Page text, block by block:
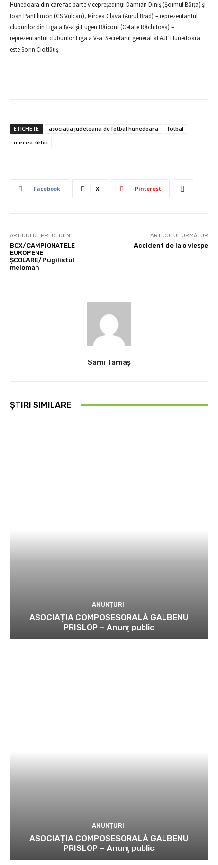
Hunedoara din care fac parte vicepreşedinţii Damian Diniş (Şoimul Băiţa) şi
Ioan Pantilimon (CS Vulcan), Mircea Glava (Aurul Brad) – reprezentantul
cluburilor din Liga a IV-a şi Eugen Băiconi (Cetate Răchitova) –
reprezentantul cluburilor Liga a V-a. Secretarul general al AJF Hunedoara
este Sorin Ciotlăuş.
ETICHETE asociatia judeteana de fotbal hunedoara
fotbal
mircea sîrbu
Facebook X Pinterest
ARTICOLUL PRECEDENT
BOX/CAMPIONATELE
EUROPENE
ŞCOLARE/Pugilistul
meloman
ARTICOLUL URMĂTOR
Accident de la o viespe
Sami Tamaş
ȘTIRI SIMILARE
ANUNȚURI
ASOCIAȚIA COMPOSESORALĂ GALBENU
PRISLOP – Anunţ public
ANUNȚURI
ASOCIAȚIA COMPOSESORALĂ GALBENU
PRISLOP – Anunţ public